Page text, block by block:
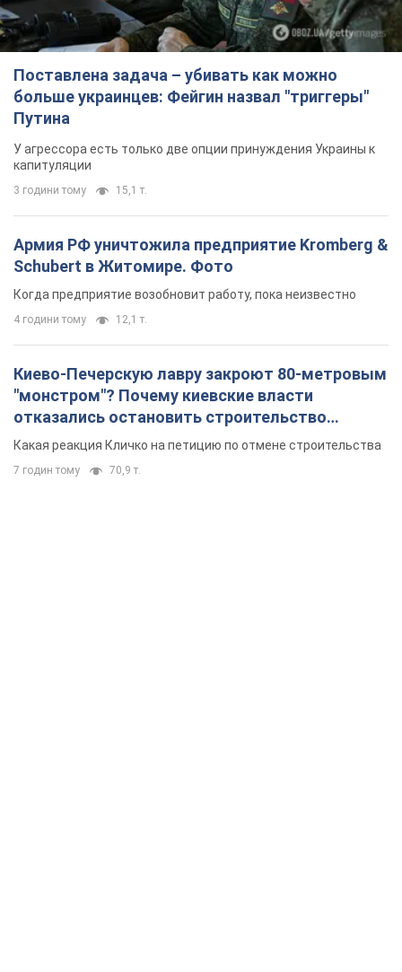
Поставлена задача – убивать как можно
больше украинцев: Фейгин назвал "триггеры"
Путина
У агрессора есть только две опции принуждения Украины к
капитуляции
3 години тому 15,1 т.
Армия РФ уничтожила предприятие Kromberg &
Schubert в Житомире. Фото
Когда предприятие возобновит работу, пока неизвестно
4 години тому 12,1 т.
Киево-Печерскую лавру закроют 80-метровым
"монстром"? Почему киевские власти
отказались остановить строительство
небоскреба "московского верующего"
Какая реакция Кличко на петицию по отмене строительства
7 годин тому 70,9 т.